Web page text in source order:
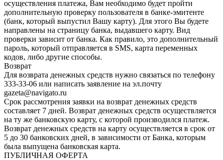
осуществления платежа, Вам необходимо будет пройти
дополнительную проверку пользователя в банке-эмитенте
(банк, который выпустил Вашу карту). Для этого Вы будете
направлены на страницу банка, выдавшего карту. Вид
проверки зависит от банка. Как правило, это дополнительный
пароль, который отправляется в SMS, карта переменных
кодов, либо другие способы.
Возврат
Для возврата денежных средств нужно связаться по телефону
333-33-06 или написать заявление на эл.почту
gazeta@navigato.ru
Срок рассмотрения заявки на возврат денежных средств
составляет 7 дней. Возврат денежных средств осуществляется
на ту же банковскую карту, с которой производился платеж.
Возврат денежных средств на карту осуществляется в срок от
5 до 30 банковских дней, в зависимости от Банка, которым
была выпущена банковская карта.
ПУБЛИЧНАЯ ОФЕРТА